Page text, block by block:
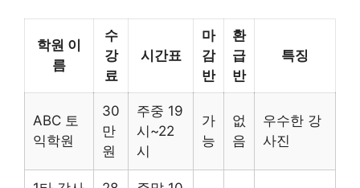
학원 이
름
수
강
료
시간표
마
감
반
환
급
반
특징
ABC 토
익학원
30
만
원
주중 19
시~22
시
가
능
없
음
우수한 강
사진